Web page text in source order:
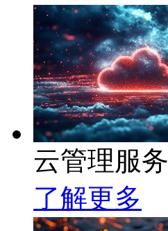
云管理服务
了解更多